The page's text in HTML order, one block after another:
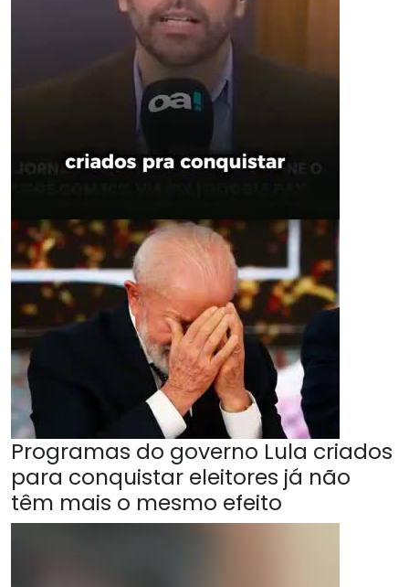
Programas do governo Lula criados
para conquistar eleitores já não
têm mais o mesmo efeito